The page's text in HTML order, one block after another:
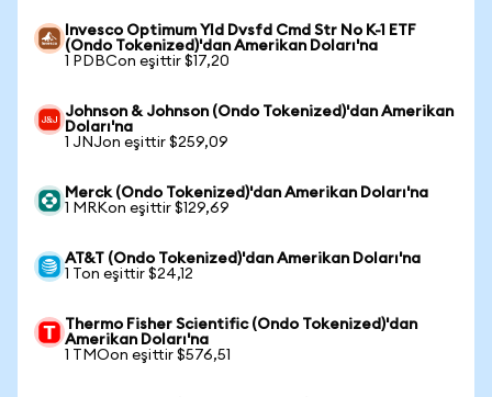
Invesco Optimum Yld Dvsfd Cmd Str No K-1 ETF
(Ondo Tokenized)'dan Amerikan Doları'na
1 PDBCon eşittir $17,20
Johnson & Johnson (Ondo Tokenized)'dan Amerikan
Doları'na
1 JNJon eşittir $259,09
Merck (Ondo Tokenized)'dan Amerikan Doları'na
1 MRKon eşittir $129,69
AT&T (Ondo Tokenized)'dan Amerikan Doları'na
1 Ton eşittir $24,12
Thermo Fisher Scientific (Ondo Tokenized)'dan
Amerikan Doları'na
1 TMOon eşittir $576,51